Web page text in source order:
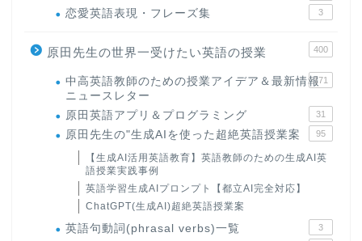
恋愛英語表現・フレーズ集 3
原田先生の世界一受けたい英語の授業 400
中高英語教師のための授業アイデア＆最新情報
ニュースレター
171
原田英語アプリ＆プログラミング 31
原田先生の"生成AIを使った超絶英語授業案 95
【生成AI活用英語教育】英語教師のための生成AI英
語授業実践事例
英語学習生成AIプロンプト【都立AI完全対応】
ChatGPT(生成AI)超絶英語授業案
英語句動詞(phrasal verbs)一覧 3